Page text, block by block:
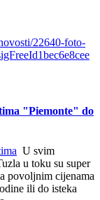
22640-foto-
"Piemonte" do
U svim
u toku su super
povoljnim cijenama
ili do isteka